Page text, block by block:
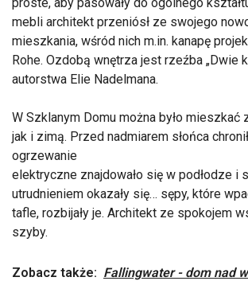
mebli architekt przeniósł ze swojego
mieszkania, wśród nich m.in. kanapę
Rohe. Ozdobą wnętrza jest rzeźba „Dwie
autorstwa Elie Nadelmana.
W Szklanym Domu można było mieszkać
jak i zimą. Przed nadmiarem słońca
ogrzewanie
elektryczne znajdowało się w podłodze i
utrudnieniem okazały się… sępy, które
tafle, rozbijały je. Architekt ze spokojem
szyby.
Zobacz także: Fallingwater - dom nad